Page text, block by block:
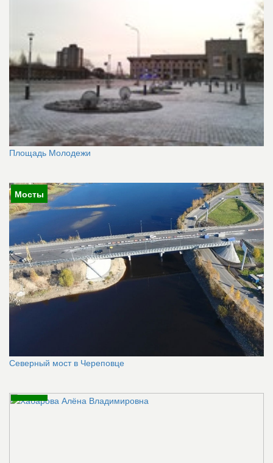
Площадь Молодежи
Мосты
Северный мост в Череповце